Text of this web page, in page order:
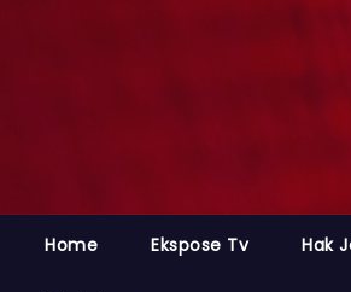
Home Ekspose Tv Hak